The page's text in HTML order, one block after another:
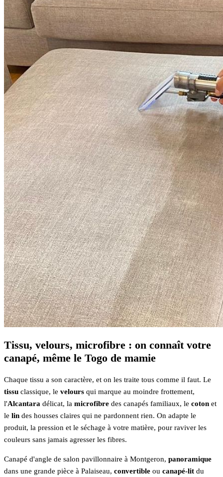
Tissu, velours, microfibre : on connaît votre
canapé, même le Togo de mamie
Chaque tissu a son caractère, et on les traite tous comme il faut. Le
tissu classique, le velours qui marque au moindre frottement,
l'Alcantara délicat, la microfibre des canapés familiaux, le coton et
le lin des housses claires qui ne pardonnent rien. On adapte le
produit, la pression et le séchage à votre matière, pour raviver les
couleurs sans jamais agresser les fibres.
Canapé d'angle de salon pavillonnaire à Montgeron, panoramique
dans une grande pièce à Palaiseau, convertible ou canapé-lit du